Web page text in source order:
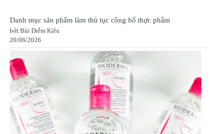
Danh mục sản phẩm làm thủ tục công bố thực phẩm
bởi Bùi Diễm Kiều
20/06/2026